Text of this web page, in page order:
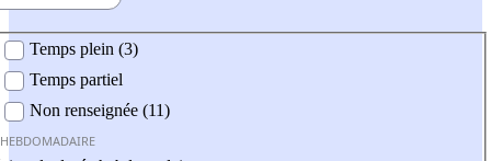
Temps plein (3)
Temps partiel
Non renseignée (11)